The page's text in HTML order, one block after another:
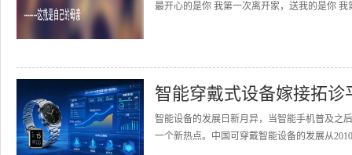
最开心的是你 我第一次离开家，送我的是你
智能穿戴式设备嫁接拓
智能设备的发展日新月异，当智能手机普及之
一个新热点。中国可穿戴智能设备的发展从